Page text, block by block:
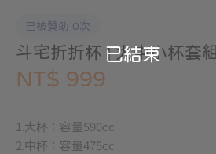
已結束
已被贊助 0次
斗宅折折杯 | 大中小杯套組
NT$ 999
1.大杯：容量590cc
2.中杯：容量475cc